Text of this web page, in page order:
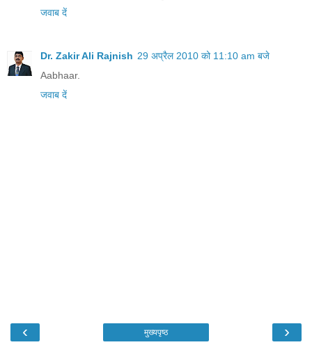
जवाब दें
Dr. Zakir Ali Rajnish 29 अप्रैल 2010 को 11:10 am बजे
Aabhaar.
जवाब दें
‹ ›
मुख्यपृष्ठ